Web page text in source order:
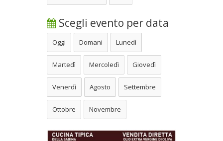
Scegli evento per data
Oggi Domani Lunedì
Martedì Mercoledì Giovedì
Venerdì Agosto Settembre
Ottobre Novembre